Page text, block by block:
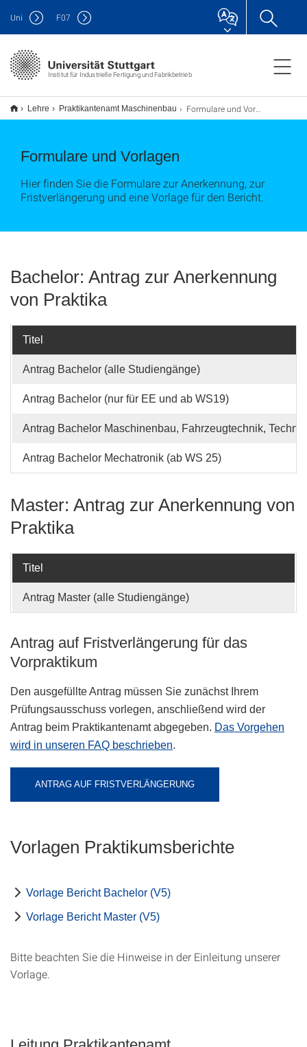
Institut für Industrielle Fertigung und Fabrikbetrieb
Uni F07
Lehre Praktikantenamt Maschinenbau Formulare und Vorlagen
Formulare und Vorlagen
Hier finden Sie die Formulare zur Anerkennung, zur
Fristverlängerung und eine Vorlage für den Bericht.
Bachelor: Antrag zur Anerkennung
von Praktika
Titel
Antrag Bachelor (alle Studiengänge)
Antrag Bachelor (nur für EE und ab WS19)
Antrag Bachelor Maschinenbau, Fahrzeugtechnik,
Antrag Bachelor Mechatronik (ab WS 25)
Master: Antrag zur Anerkennung von
Praktika
Titel
Antrag Master (alle Studiengänge)
Antrag auf Fristverlängerung für das
Vorpraktikum
Den ausgefüllte Antrag müssen Sie zunächst Ihrem
Prüfungsausschuss vorlegen, anschließend wird der
Antrag beim Praktikantenamt abgegeben. Das Vorgehen
wird in unseren FAQ beschrieben.
ANTRAG AUF FRISTVERLÄNGERUNG
Vorlagen Praktikumsberichte
Vorlage Bericht Bachelor (V5)
Vorlage Bericht Master (V5)
Bitte beachten Sie die Hinweise in der Einleitung unserer
Vorlage.